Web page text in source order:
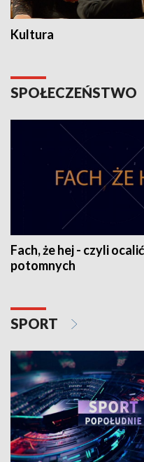
Kultura
SPOŁECZEŃSTWO
Fach, że hej - czyli
potomnych
SPORT